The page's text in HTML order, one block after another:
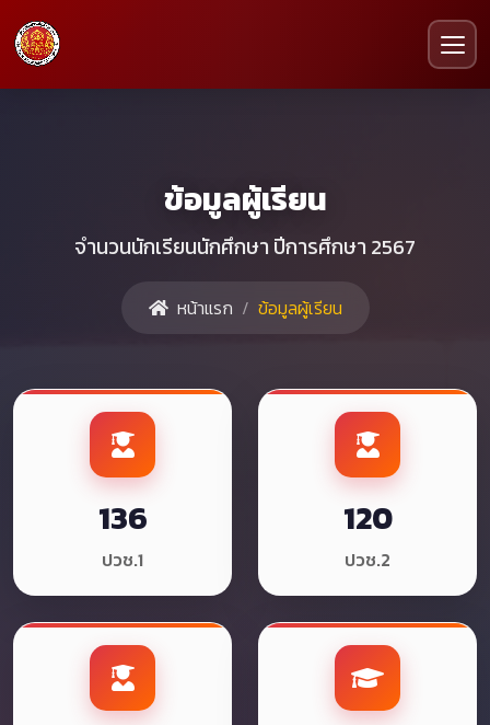
ข้อมูลผู้เรียน
จำนวนนักเรียนนักศึกษา ปีการศึกษา 2567
หน้าแรก ข้อมูลผู้เรียน
136
ปวช.1
120
ปวช.2